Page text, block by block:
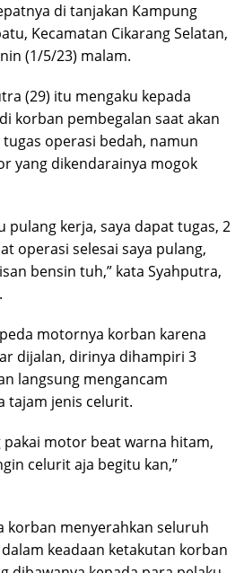
di tanjakan Kampung
Kecamatan Cikarang Selatan,
(1/5/23) malam.
(29) itu mengaku kepada
korban pembegalan saat akan
operasi bedah, namun
yang dikendarainya mogok
pulang kerja, saya dapat tugas, 2
operasi selesai saya pulang,
bensin tuh,” kata Syahputra,
motornya korban karena
dijalan, dirinya dihampiri 3
langsung mengancam
tajam jenis celurit.
pakai motor beat warna hitam,
celurit aja begitu kan,”
korban menyerahkan seluruh
keadaan ketakutan korban